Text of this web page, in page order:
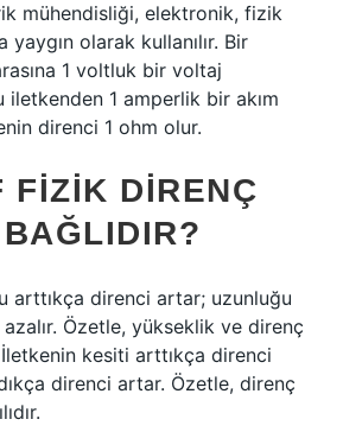
mühendisliği, elektronik, fizik
olarak kullanılır. Bir
1 voltluk bir voltaj
iletkenden 1 amperlik bir akım
direnci 1 ohm olur.
FIZIK DIRENÇ
arttıkça direnci artar; uzunluğu
Özetle, yükseklik ve direnç
İletkenin kesiti arttıkça direnci
direnci artar. Özetle, direnç